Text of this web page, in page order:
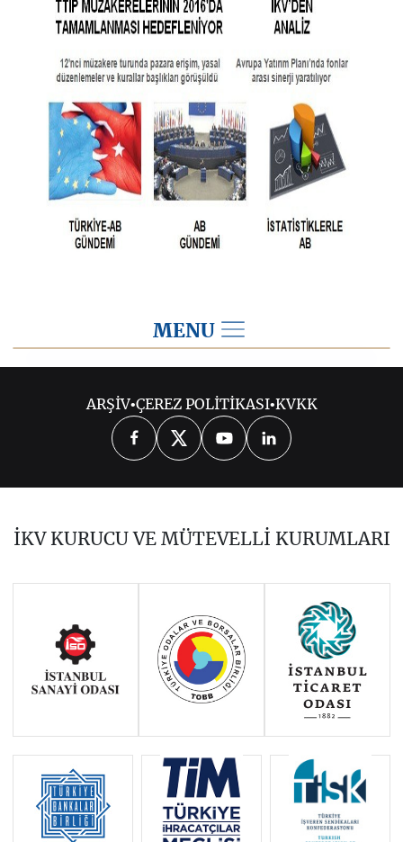
MENU
2026 2025 2024
2023 2022 2021
ARŞİV•ÇEREZ POLİTİKASI•KVKK
İKV KURUCU VE MÜTEVELLİ KURUMLARI